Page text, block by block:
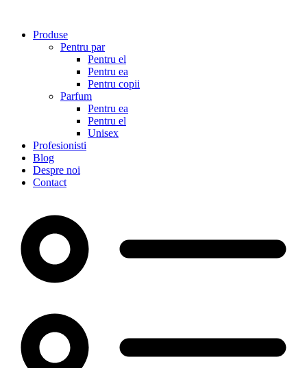
conținutProduse
Pentru par
Pentru el
Pentru ea
Pentru copii
Parfum
Pentru ea
Pentru el
Unisex
Profesionisti
Blog
Despre noi
Contact